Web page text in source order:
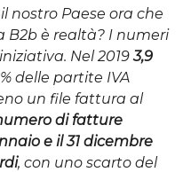
nostro Paese ora che
è realtà? I numeri
Nel 20193,9
delle partite IVA
un file fattura al
di fatture
e il 31 dicembre
, con uno scarto del